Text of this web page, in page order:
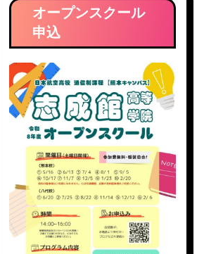
ー
イ
ブ
オープンスクール
申込